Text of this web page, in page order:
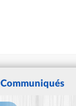
Communiqués